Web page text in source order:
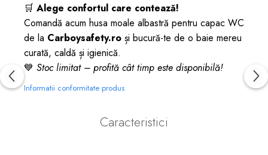
🛒 Alege confortul care contează!
Comandă acum husa moale albastră pentru capac WC
de la Carboysafety.ro și bucură-te de o baie mereu
curată, caldă și igienică.
💙 Stoc limitat – profită cât timp este disponibilă!
Informatii conformitate produs
Caracteristici